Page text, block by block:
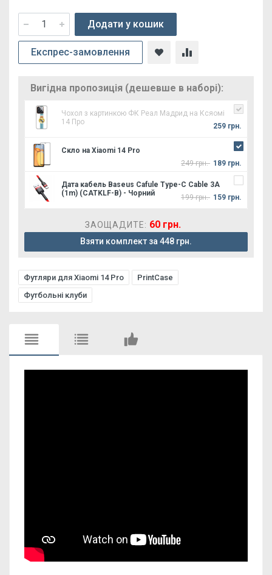
Додати у кошик
Експрес-замовлення
Вигідна пропозиція (дешевше в наборі):
Чохол з картинкою ФК Реал Мадрид на Ксяомі
14 Про
259 грн.
Скло на Xiaomi 14 Pro
249 грн. 189 грн.
Дата кабель Baseus Cafule Type-C Cable 3A
(1m) (CATKLF-B) - Чорний
199 грн. 159 грн.
ЗАОЩАДИТЕ: 60 грн.
Взяти комплект за 448 грн.
Футляри для Xiaomi 14 Pro
PrintCase
Футбольні клуби